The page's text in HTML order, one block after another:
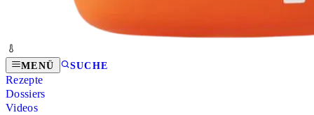
MENÜ SUCHE
Rezepte
Dossiers
Videos